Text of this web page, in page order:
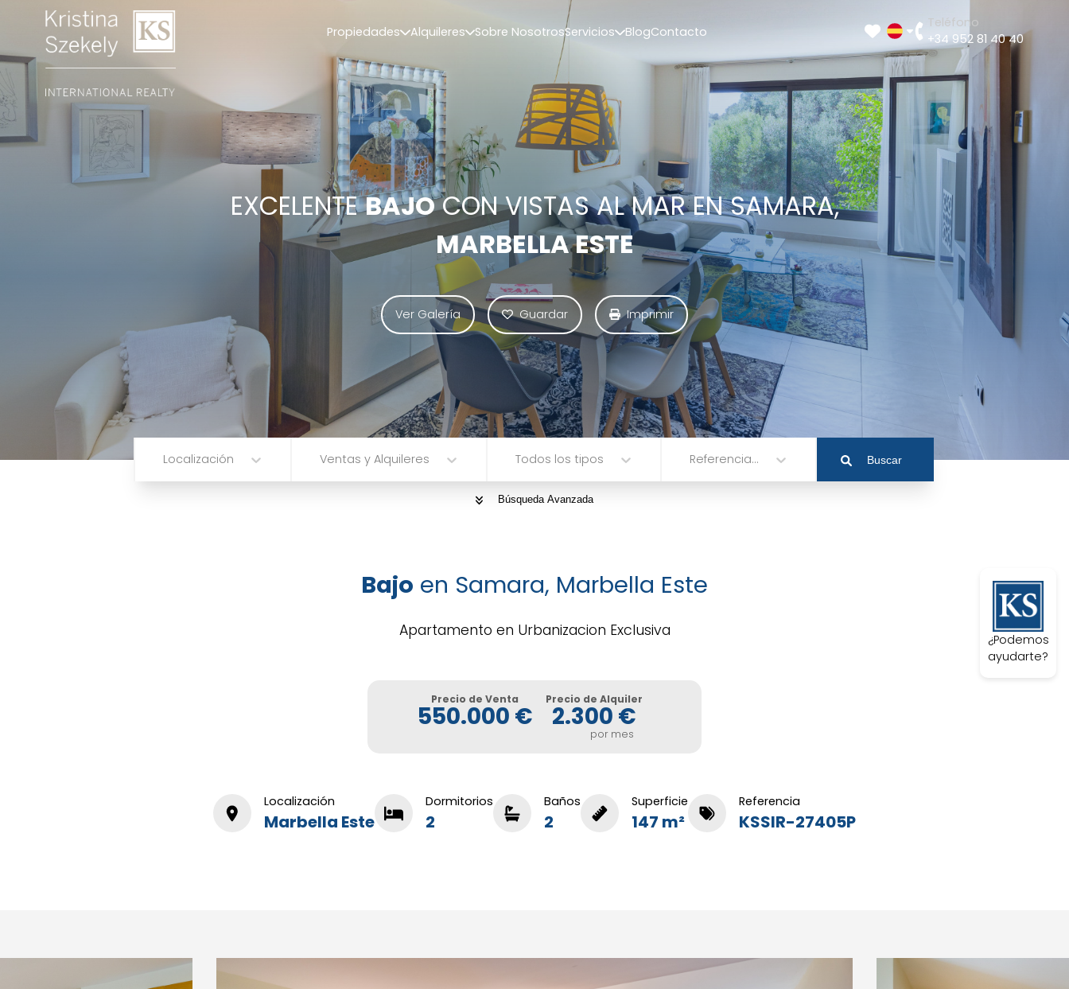
Propiedades Alquileres Sobre NosotrosServicios BlogContacto
Teléfono
+34 952 81 40 40
EXCELENTEBAJOCON VISTAS AL MAR EN SAMARA,
MARBELLA ESTE
Ver Galería Guardar Imprimir
Localización Ventas y Alquileres Todos los tipos Referencia... Buscar
Búsqueda Avanzada
¿Podemos
ayudarte?
Bajo en Samara, Marbella Este
Apartamento en Urbanizacion Exclusiva
Precio de Venta
550.000 €
Precio de Alquiler
2.300 €
por mes
Localización
Marbella Este
Dormitorios
2
Baños
2
Superficie
147 m²
Referencia
KSSIR-27405P